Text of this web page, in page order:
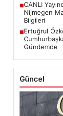
■CANLI
Nijmegen
Bilgileri
■Ertuğrul
Gündemde
Güncel